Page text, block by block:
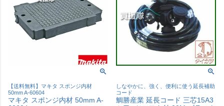
【送料無料】マキタ スポンジ内材
50mm A-60604
マキタ スポンジ内材 50mm A-
しなやかに、強く、便利に使う延長補助
コード
鯛勝産業 延長コード 三芯15A3